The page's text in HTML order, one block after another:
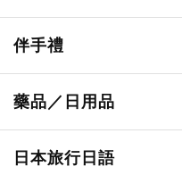
人氣店鋪美食
便利商店化妝品
藥妝店化妝品
所有
健康/美容儀器
廚房家電
伴手禮
所有
伴手禮排行榜
藥品／日用品
所有
日本旅行日語